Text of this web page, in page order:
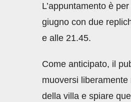
L’appuntamento è
giugno con due
e alle 21.45.
Come anticipato, il
muoversi liberamente
della villa e spiare